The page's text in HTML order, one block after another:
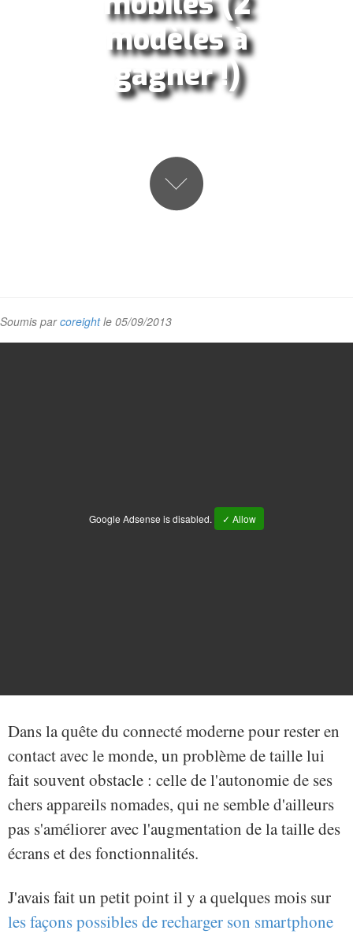
modèles à
gagner !)
Soumis parcoreightle 05/09/2013
Google Adsense is disabled. ✓ Allow
Dans la quête du connecté moderne pour rester en
contact avec le monde, un problème de taille lui
fait souvent obstacle : celle de l'autonomie de ses
chers appareils nomades, qui ne semble d'ailleurs
pas s'améliorer avec l'augmentation de la taille des
écrans et des fonctionnalités.
J'avais fait un petit point il y a quelques mois sur
les façons possibles de recharger son smartphone